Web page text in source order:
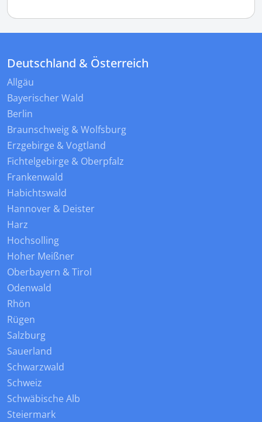
Deutschland & Österreich
Allgäu
Bayerischer Wald
Berlin
Braunschweig & Wolfsburg
Erzgebirge & Vogtland
Fichtelgebirge & Oberpfalz
Frankenwald
Habichtswald
Hannover & Deister
Harz
Hochsolling
Hoher Meißner
Oberbayern & Tirol
Odenwald
Rhön
Rügen
Salzburg
Sauerland
Schwarzwald
Schweiz
Schwäbische Alb
Steiermark